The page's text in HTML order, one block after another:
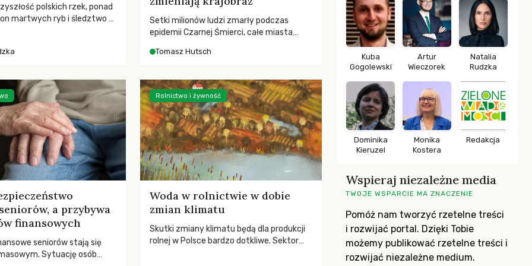
polskich rzek, ponad
martwych ryb i śledztwo z
by prace modernizacyjne
śmierci rzeki.
Setki milionów ludzi zmarły podczas
epidemii Czarnej Śmierci, całe miasta
pierwsze liście nowych dębów rozwijały
podnosiła się po jednej z największych
katastrof w swoich dziejach.
Tomasz Hutsch
a przybywa
finansowych
seniorów stają się
Sytuację osób
Woda w rolnictwie w dobie
zmian klimatu
Skutki zmiany klimatu będą dla produkcji
rolnej w Polsce bardzo dotkliwe. Sektor
Rolnictwo i żywność
Kuba
Gogolewski
Artur
Wieczorek
Natalia
Rudzka
Dominika
Kieruzel
Monika
Kostera
Redakcja
Wspieraj niezależne media
TWOJE WSPARCIE MA ZNACZENIE
Pomóż nam tworzyć rzetelne treści
i rozwijać portal. Dzięki Tobie
możemy publikować rzetelne treści i
rozwijać niezależne medium.